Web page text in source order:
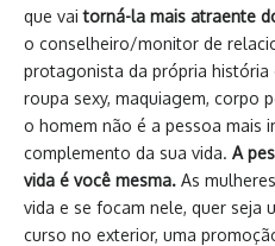
que vaitorná-la mais atraente
o conselheiro/monitor de
protagonista da própria história
roupa sexy, maquiagem, corpo
o homem não é a pessoa mais
complemento da sua vida. A
vida é você mesma. As
vida e se focam nele, quer seja
curso no exterior, uma